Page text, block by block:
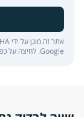
אתר זה מוגן על ידי reCAPTCHA וחלים
Google. לחיצה על כפתור "שליחה" מהווה הסכמה ל